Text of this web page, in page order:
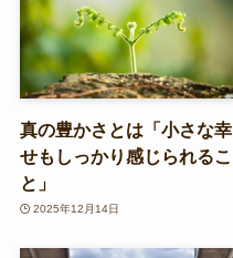
真の豊かさとは「小さな幸
せもしっかり感じられるこ
と」
2025年12月14日